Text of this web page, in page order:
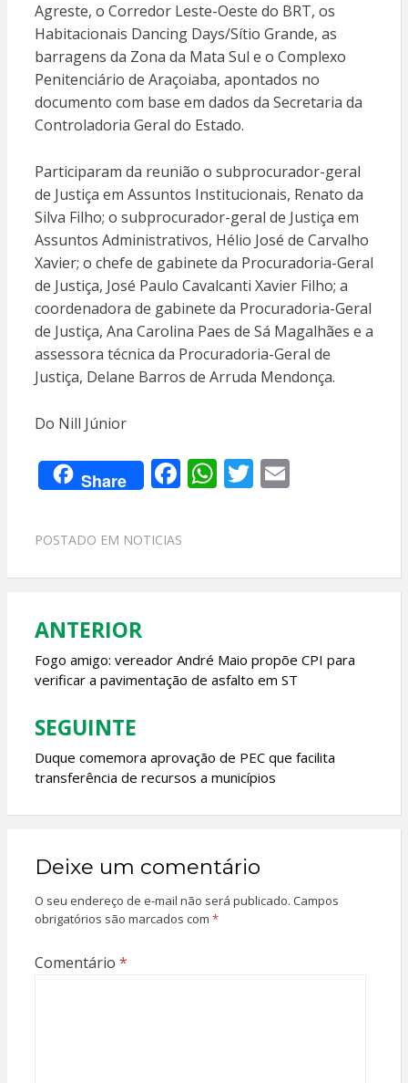
Agreste, o Corredor Leste-Oeste do BRT, os
Habitacionais Dancing Days/Sítio Grande, as
barragens da Zona da Mata Sul e o Complexo
Penitenciário de Araçoiaba, apontados no
documento com base em dados da Secretaria da
Controladoria Geral do Estado.
Participaram da reunião o subprocurador-geral
de Justiça em Assuntos Institucionais, Renato da
Silva Filho; o subprocurador-geral de Justiça em
Assuntos Administrativos, Hélio José de Carvalho
Xavier; o chefe de gabinete da Procuradoria-Geral
de Justiça, José Paulo Cavalcanti Xavier Filho; a
coordenadora de gabinete da Procuradoria-Geral
de Justiça, Ana Carolina Paes de Sá Magalhães e a
assessora técnica da Procuradoria-Geral de
Justiça, Delane Barros de Arruda Mendonça.
Do Nill Júnior
Share F
e
o
k
W
A
p
T E
POSTADO EM NOTICIAS
Navegação
de
Post
ANTERIOR
Fogo amigo: vereador André Maio propõe CPI para
verificar a pavimentação de asfalto em ST
SEGUINTE
Duque comemora aprovação de PEC que facilita
transferência de recursos a municípios
Deixe um comentário
O seu endereço de e-mail não será publicado. Campos
obrigatórios são marcados com *
Comentário *